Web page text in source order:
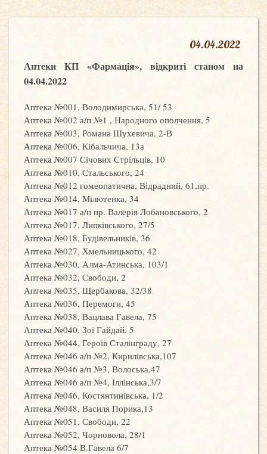
04.04.2022
Аптеки КП «Фармація», відкриті станом на
04.04.2022
Аптека №001, Володимирська, 51/ 53
Аптека №002 а/п №1 , Народного ополчення, 5
Аптека №003, Романа Шухевича, 2-В
Аптека №006, Кібальчича, 13а
Аптека №007 Січових Стрільців, 10
Аптека №010, Стальського, 24
Аптека №012 гомеопатична, Відрадний, 61,пр.
Аптека №014, Мілютенка, 34
Аптека №017 а/п пр. Валерія Лобановського, 2
Аптека №017, Липківського, 27/5
Аптека №018, Будівельників, 36
Аптека №027, Хмельницького, 42
Аптека №030, Алма-Атинська, 103/1
Аптека №032, Свободи, 2
Аптека №035, Щербакова, 32/38
Аптека №036, Перемоги, 45
Аптека №038, Вацлава Гавела, 75
Аптека №040, Зої Гайдай, 5
Аптека №044, Героїв Сталінграду, 27
Аптека №046 а/п №2, Кирилівська,107
Аптека №046 а/п №3, Волоська,47
Аптека №046 а/п №4, Іллінська,3/7
Аптека №046, Костянтинівська, 1/2
Аптека №048, Василя Порика,13
Аптека №051, Свободи, 22
Аптека №052, Чорновола, 28/1
Аптека №054 В.Гавела 6/7